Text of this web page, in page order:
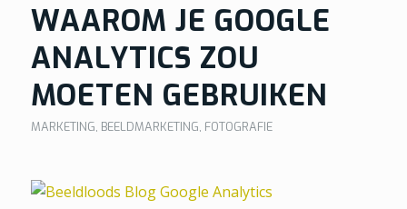
WAAROM JE GOOGLE
ANALYTICS ZOU
MOETEN GEBRUIKEN
MARKETING, BEELDMARKETING, FOTOGRAFIE